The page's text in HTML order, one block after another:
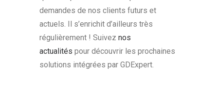
demandes de nos clients futurs et
actuels. Il s’enrichit d’ailleurs très
régulièrement ! Suivez nos
actualités pour découvrir les prochaines
solutions intégrées par GDExpert.